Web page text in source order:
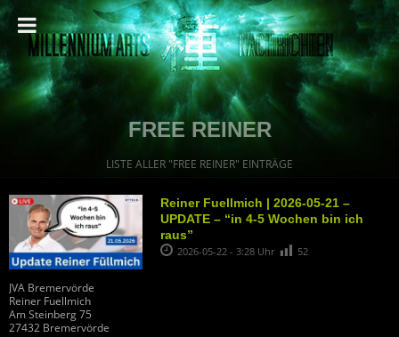
FREE REINER
LISTE ALLER "FREE REINER" EINTRÄGE
Reiner Fuellmich | 2026-05-21 –
UPDATE – “in 4-5 Wochen bin ich
raus”
2026-05-22 - 3:28 Uhr 52
JVA Bremervörde
Reiner Fuellmich
Am Steinberg 75
27432 Bremervörde